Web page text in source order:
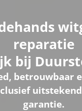
reparatie
bij
betrouwbaar
garantie.